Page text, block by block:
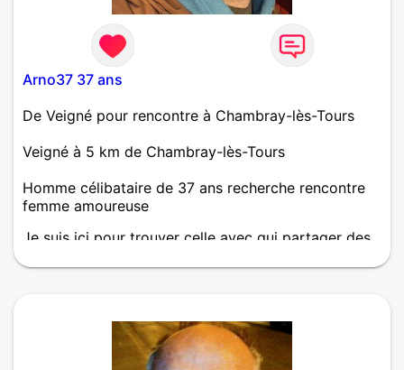
Arno37 37 ans
De Veigné pour rencontre à Chambray-lès-Tours
Veigné à 5 km de Chambray-lès-Tours
Homme célibataire de 37 ans recherche rencontre
femme amoureuse
Je suis ici pour trouver celle avec qui partager des
verre, aller au cinéma, voir un concert ou découvrir
partager des choses ensemble. Si tu es curieuse et
bienveillante, j’aimerais beaucoup faire ta